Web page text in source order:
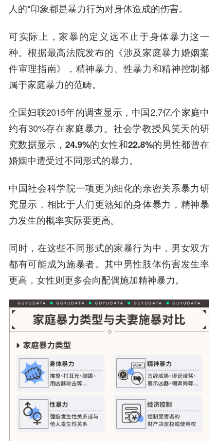
人的*印象都是暴力行为对身体造成的伤害。
可实际上，家暴的定义远不止于身体暴力这一
种。根据最高法院发布的《涉及家庭暴力婚姻案
件审理指南》， 精神暴力、性暴力和精神控制都
属于家庭暴力的范畴。
全国妇联2015年的调查显示，中国2.7亿个家庭中
约有30%存在家庭暴力。社会学教授风笑天的研
究数据显示，24.9%的女性和22.8%的男性都曾在
婚姻中遭受过不同形式的暴力。
中国社会科学院一项更为细化的亲密关系暴力研
究显示，相比于人们更熟知的身体暴力，精神暴
力发生的概率实际要更高。
同时，在这些不同形式的家暴行为中，男女双方
都有可能成为施暴者。其中男性肢体伤害发生率
更高，女性则更多会向配偶施加精神暴力。